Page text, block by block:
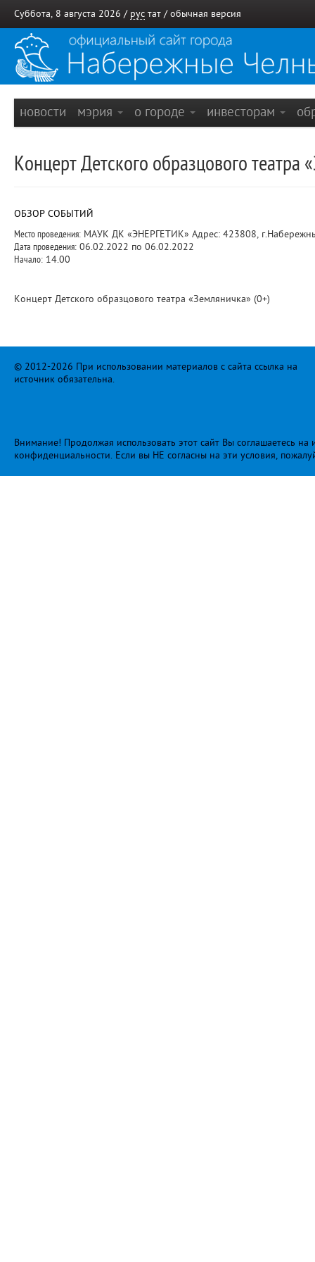
Суббота, 8 августа 2026 / рус тат / обычная версия
новости мэрия о городе инвесторам
Концерт Детского образцового театра
ОБЗОР СОБЫТИЙ
Место проведения: МАУК ДК «ЭНЕРГЕТИК» Адрес: 423808,
Дата проведения: 06.02.2022 по 06.02.2022
Начало: 14.00
Концерт Детского образцового театра «Земляничка» (0+)
© 2012-2026 При использовании материалов с сайта ссылка на
источник обязательна.
Внимание! Продолжая использовать этот сайт Вы соглашаетесь
конфиденциальности. Если вы НЕ согласны на эти условия,